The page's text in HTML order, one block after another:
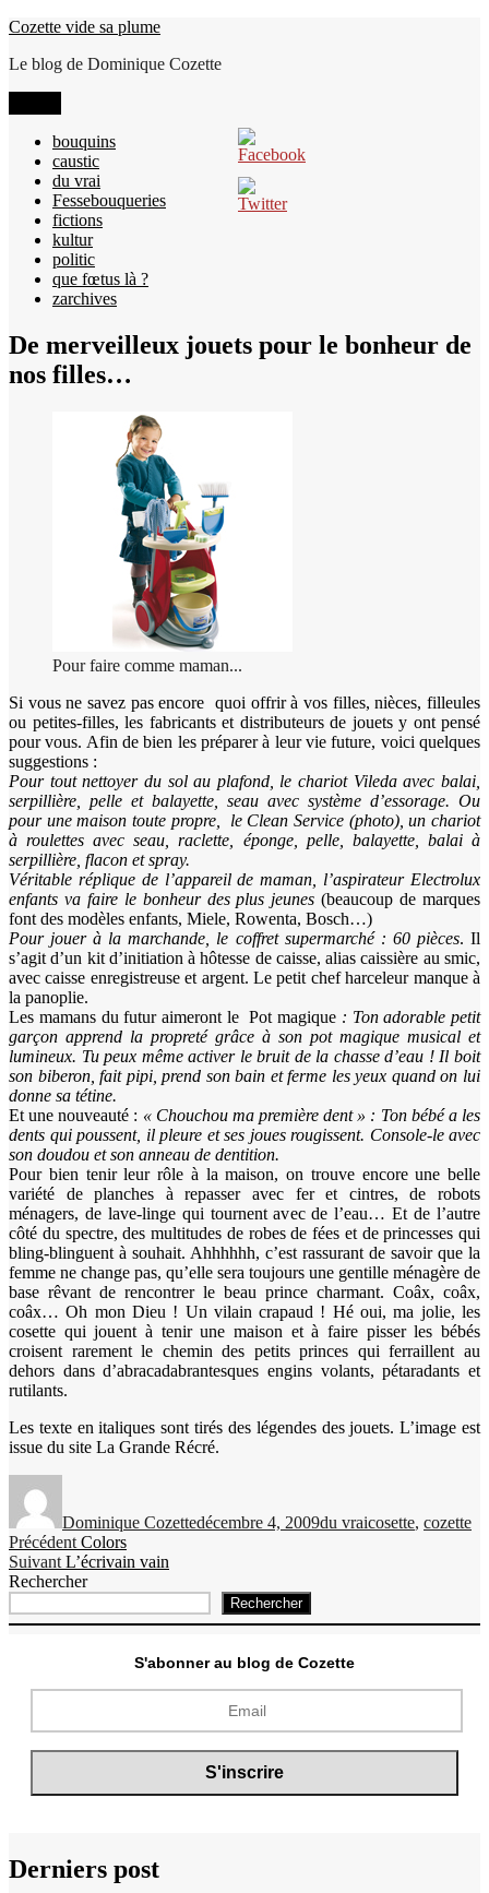
Aller
contenu
Cozette vide sa plume
Le blog de Dominique Cozette
bouquins
caustic
du vrai
Fessebouqueries
fictions
kultur
politic
que fœtus là ?
zarchives
De merveilleux jouets pour le bonheur de
nos filles…
Pour faire comme maman...
Si vous ne savez pas encore quoi offrir à vos filles, nièces, filleules
ou petites-filles, les fabricants et distributeurs de jouets y ont pensé
pour vous. Afin de bien les préparer à leur vie future, voici quelques
suggestions :
Pour tout nettoyer du sol au plafond, le chariot Vileda avec balai,
serpillière, pelle et balayette, seau avec système d’essorage. Ou
pour une maison toute propre, le Clean Service (photo), un chariot
à roulettes avec seau, raclette, éponge, pelle, balayette, balai à
serpillière, flacon et spray.
Véritable réplique de l’appareil de maman, l’aspirateur Electrolux
enfants va faire le bonheur des plus jeunes (beaucoup de marques
font des modèles enfants, Miele, Rowenta, Bosch…)
Pour jouer à la marchande, le coffret supermarché : 60 pièces. Il
s’agit d’un kit d’initiation à hôtesse de caisse, alias caissière au smic,
avec caisse enregistreuse et argent. Le petit chef harceleur manque à
la panoplie.
Les mamans du futur aimeront le Pot magique : Ton adorable petit
garçon apprend la propreté grâce à son pot magique musical et
lumineux. Tu peux même activer le bruit de la chasse d’eau ! Il boit
son biberon, fait pipi, prend son bain et ferme les yeux quand on lui
donne sa tétine.
Et une nouveauté : « Chouchou ma première dent » : Ton bébé a les
dents qui poussent, il pleure et ses joues rougissent. Console-le avec
son doudou et son anneau de dentition.
Pour bien tenir leur rôle à la maison, on trouve encore une belle
variété de planches à repasser avec fer et cintres, de robots
ménagers, de lave-linge qui tournent avec de l’eau… Et de l’autre
côté du spectre, des multitudes de robes de fées et de princesses qui
bling-blinguent à souhait. Ahhhhhh, c’est rassurant de savoir que la
femme ne change pas, qu’elle sera toujours une gentille ménagère de
base rêvant de rencontrer le beau prince charmant. Coâx, coâx,
coâx… Oh mon Dieu ! Un vilain crapaud ! Hé oui, ma jolie, les
cosette qui jouent à tenir une maison et à faire pisser les bébés
croisent rarement le chemin des petits princes qui ferraillent au
dehors dans d’abracadabrantesques engins volants, pétaradants et
rutilants.
Les texte en italiques sont tirés des légendes des jouets. L’image est
issue du site La Grande Récré.
Dominique Cozettedécembre 4, 2009du vraicosette, cozette
Navigation
de
Précédent Publication
précédente :
Colors
Suivant Publication
suivante :
L’écrivain vain
Rechercher
Rechercher
S'abonner au blog de Cozette
Derniers post